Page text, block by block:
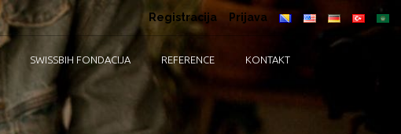
Registracija Prijava
SWISSBIH FONDACIJA REFERENCE KONTAKT